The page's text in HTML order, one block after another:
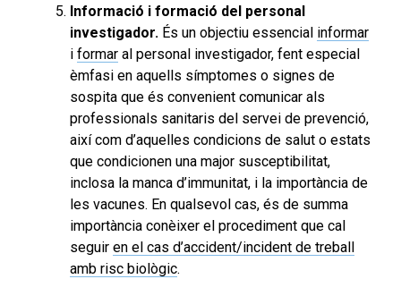
Informació i formació del personal
investigador. És un objectiu essencial informar
i formar al personal investigador, fent especial
èmfasi en aquells símptomes o signes de
sospita que és convenient comunicar als
professionals sanitaris del servei de prevenció,
així com d’aquelles condicions de salut o estats
que condicionen una major susceptibilitat,
inclosa la manca d’immunitat, i la importància de
les vacunes. En qualsevol cas, és de summa
importància conèixer el procediment que cal
seguir en el cas d’accident/incident de treball
amb risc biològic.